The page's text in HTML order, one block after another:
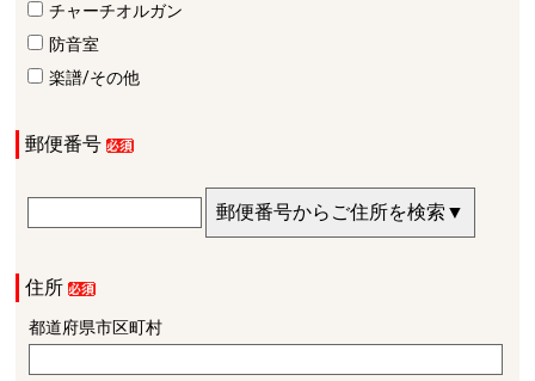
チャーチオルガン
防音室
楽譜/その他
郵便番号
住所
都道府県市区町村